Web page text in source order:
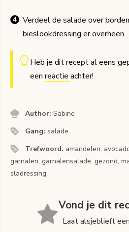
Verdeel de salade over
bieslookdressing er overheen.
Heb je dit recept al eens
een reactie achter!
Author:Sabine
Gang: salade
Trefwoord: amandelen,
garnalen, garnalensalade, gezond,
sladressing
Vond je dit
Laat alsjeblieft